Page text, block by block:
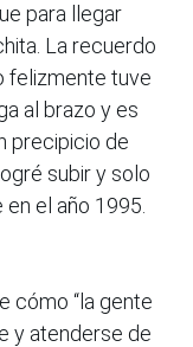
para llegar
La recuerdo
felizmente tuve
al brazo y es
precipicio de
subir y solo
el año 1995.
cómo “la gente
y atenderse de